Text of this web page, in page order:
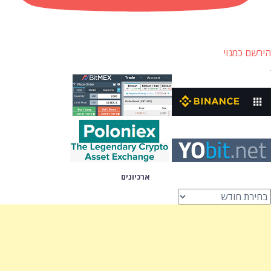
הירשם כמנוי
ארכיונים
ארכיונים